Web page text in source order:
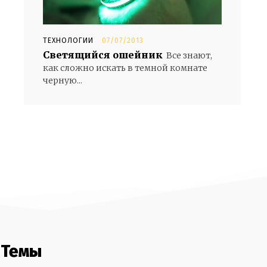
ТЕХНОЛОГИИ 07/07/2013
Светящийся ошейник Все знают,
как сложно искать в темной комнате
черную...
Темы